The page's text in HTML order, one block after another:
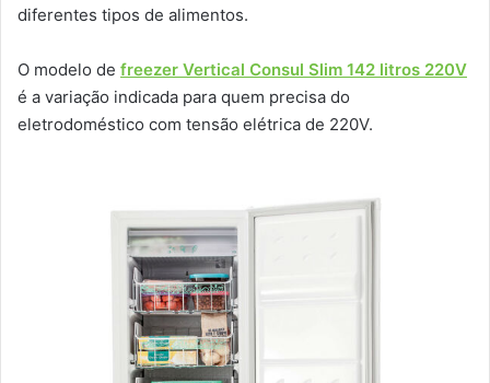
diferentes tipos de alimentos.
O modelo de freezer Vertical Consul Slim 142 litros 220V
é a variação indicada para quem precisa do
eletrodoméstico com tensão elétrica de 220V.